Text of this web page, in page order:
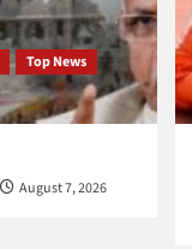
Top News
August 7, 2026